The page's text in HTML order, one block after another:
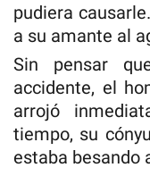
pudiera
a su amante al
Sin pensar
accidente, el
arrojó
tiempo, su
estaba besando